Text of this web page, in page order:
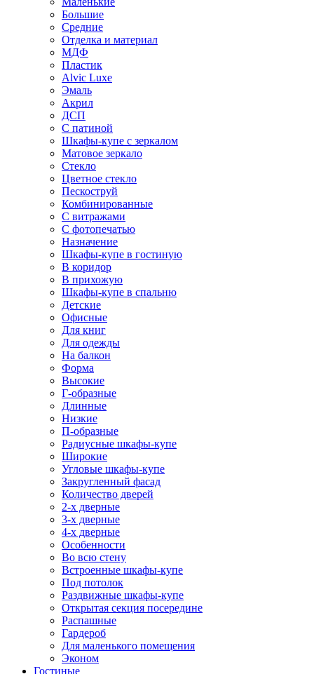
Большие
Средние
Отделка и материал
МДФ
Пластик
Alvic Luxe
Эмаль
Акрил
ДСП
С патиной
Шкафы-купе с зеркалом
Матовое зеркало
Стекло
Цветное стекло
Пескоструй
Комбинированные
С витражами
С фотопечатью
Назначение
Шкафы-купе в гостиную
В коридор
В прихожую
Шкафы-купе в спальню
Детские
Офисные
Для книг
Для одежды
На балкон
Форма
Высокие
Г-образные
Длинные
Низкие
П-образные
Радиусные шкафы-купе
Широкие
Угловые шкафы-купе
Закругленный фасад
Количество дверей
2-х дверные
3-х дверные
4-х дверные
Особенности
Во всю стену
Встроенные шкафы-купе
Под потолок
Раздвижные шкафы-купе
Открытая секция посередине
Распашные
Гардероб
Для маленького помещения
Эконом
Гостиные